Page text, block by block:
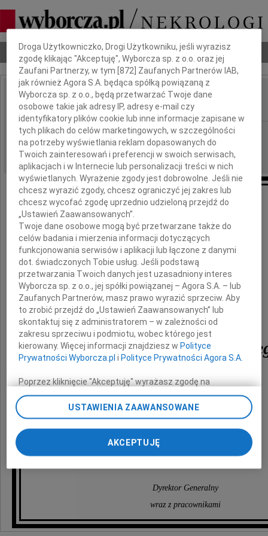
Nekrologi Odeszli Poradnik pogrzebowy
IMIĘ I NAZWISKO: Stefan Graduszewski
REGION: Bydgoszcz
DATA EMISJI: 09.11.2010
Wyrazy głębokiego współczucia
Rodzinie i Bliskim
z powodu śmierci
Stefana
emerytowanego pracownika
Urzędu Wojewódzkiego
Dyrektor Generalny
wraz z pracownikami
Dbamy o Twoją prywatność
Droga Użytkowniczko, Drogi Użytkowniku, jeśli wyrazisz
zgodę klikając "Akceptuję", Wyborcza sp. z o.o. oraz jej
Zaufani Partnerzy, w tym [872 ] Zaufanych Partnerów IAB,
jak również Agora S.A. będąca spółką powiązaną z
Wyborcza sp. z o.o., będą przetwarzać Twoje dane
osobowe takie jak adresy IP, adresy e-mail czy
identyfikatory plików cookie lub inne informacje zapisane w
tych plikach do celów marketingowych, w szczególności
na potrzeby wyświetlania reklam dopasowanych do
Twoich zainteresowań i preferencji w swoich serwisach,
aplikacjach i w Internecie lub personalizacji treści w nich
wyświetlanych. Wyrażenie zgody jest dobrowolne. Jeśli nie
chcesz wyrazić zgody, chcesz ograniczyć jej zakres lub
chcesz wycofać zgodę uprzednio udzieloną przejdź do
„Ustawień Zaawansowanych”.
Twoje dane osobowe mogą być przetwarzane także do
celów badania i mierzenia informacji dotyczących
funkcjonowania serwisów i aplikacji lub łączone z danymi
dot. świadczonych Tobie usług. Jeśli podstawą
przetwarzania Twoich danych jest uzasadniony interes
Wyborcza sp. z o.o., jej spółki powiązanej – Agora S.A. – lub
Zaufanych Partnerów, masz prawo wyrazić sprzeciw. Aby
to zrobić przejdź do „Ustawień Zaawansowanych” lub
skontaktuj się z administratorem – w zależności od
zakresu sprzeciwu i podmiotu, wobec którego jest
kierowany. Więcej informacji znajdziesz w Polityce
Prywatności Wyborcza.pl i Polityce Prywatności Agora S.A.
Poprzez kliknięcie "Akceptuję" wyrażasz zgodę na
zainstalowanie i przechowywanie plików typu cookie
Wyborczej sp. z o. o. jej Zaufanych Partnerów i Agora S.A.
na Twoim urządzeniu końcowym. Możesz też w każdej
chwili zmienić swoje preferencje dot. plików cookie,
ponownie wywołując narzędzie do zarządzania Twoimi
preferencjami dot. przetwarzania danych poprzez
Zmiana ustawień plików cookie możliwa jest także za
My, nasi Zaufani Partnerzy i Agora S.A. możemy
USTAWIENIA ZAAWANSOWANE
AKCEPTUJĘ